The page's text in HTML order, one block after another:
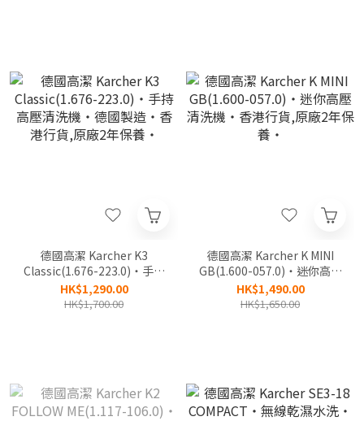
德國高潔 Karcher K3
Classic(1.676-223.0)‧手持
高壓清洗機‧德國製造‧香
港行貨,原廠2年保養‧
HK$1,290.00
HK$1,700.00
德國高潔 Karcher K MINI
GB(1.600-057.0)‧迷你高壓
清洗機‧香港行貨,原廠2年
保養‧
HK$1,490.00
HK$1,650.00